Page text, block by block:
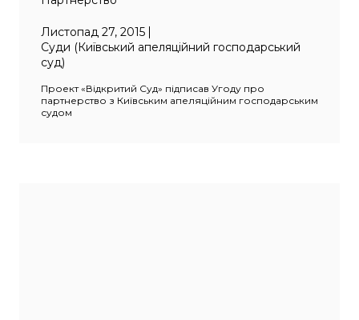
Листопад 27, 2015
Суди (Київський апеляційний господарський
суд)
Проект «Відкритий Суд» підписав Угоду про
партнерство з Київським апеляційним господарським
судом